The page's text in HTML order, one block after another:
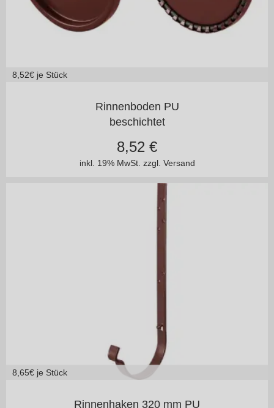
8,52€ je Stück
Rinnenboden PU
beschichtet
inkl. 19% MwSt. zzgl. Versand
8,52 €
8,65€ je Stück
Rinnenhaken 320 mm PU